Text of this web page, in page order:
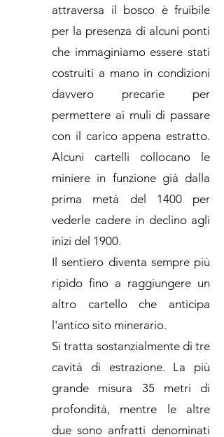
attraversa il bosco è fruibile
per la presenza di alcuni ponti
che immaginiamo essere stati
costruiti a mano in condizioni
davvero precarie per
permettere ai muli di passare
con il carico appena estratto.
Alcuni cartelli collocano le
miniere in funzione già dalla
prima metà del 1400 per
vederle cadere in declino agli
inizi del 1900.
Il sentiero diventa sempre più
ripido fino a raggiungere un
altro cartello che anticipa
l'antico sito minerario.
Si tratta sostanzialmente di tre
cavità di estrazione. La più
grande misura 35 metri di
profondità, mentre le altre
due sono anfratti denominati